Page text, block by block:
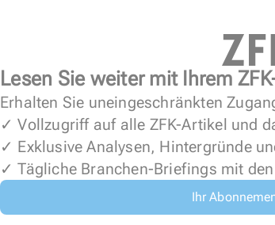
Lesen Sie weiter mit Ihrem
Erhalten Sie uneingeschränkten
✓ Vollzugriff auf alle ZFK-Artikel und
✓ Exklusive Analysen, Hintergründe
✓ Tägliche Branchen-Briefings mit
Ihr